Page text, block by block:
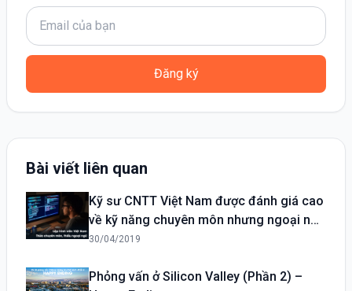
Đăng ký
Bài viết liên quan
Kỹ sư CNTT Việt Nam được đánh giá cao
về kỹ năng chuyên môn nhưng ngoại ngữ
yếu
30/04/2019
Phỏng vấn ở Silicon Valley (Phần 2) –